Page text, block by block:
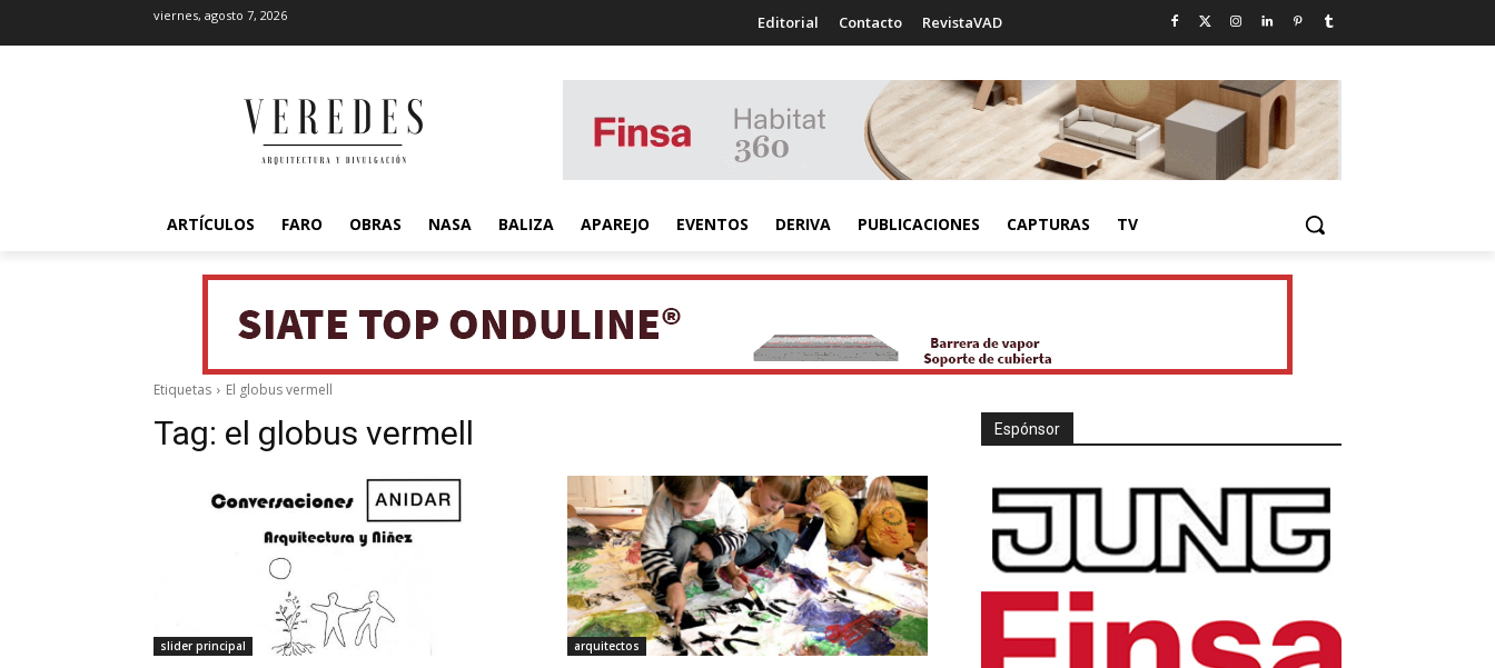
viernes, agosto 7, 2026 Editorial Contacto RevistaVAD
ARTÍCULOS FARO OBRAS NASA BALIZA APAREJO EVENTOS DERIVA PUBLICACIONES CAPTURAS TV
Etiquetas El globus vermell
Tag: el globus vermell
slider principal arquitectos
Espónsor